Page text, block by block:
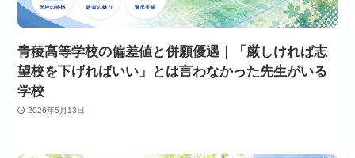
青稜高等学校の偏差値と併願優遇｜「厳しければ志
望校を下げればいい」とは言わなかった先生がいる
学校
2026年5月13日